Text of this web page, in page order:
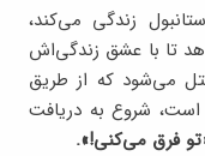
زندگی می‌کند،
تا با عشق زندگی‌اش
می‌شود که از طریق
شروع به دریافت
فرق می‌کنی!».